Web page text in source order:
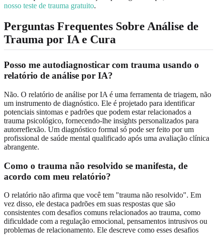
nosso teste de trauma gratuito.
Perguntas Frequentes Sobre Análise de
Trauma por IA e Cura
Posso me autodiagnosticar com trauma usando o
relatório de análise por IA?
Não. O relatório de análise por IA é uma ferramenta de triagem, não
um instrumento de diagnóstico. Ele é projetado para identificar
potenciais sintomas e padrões que podem estar relacionados a
trauma psicológico, fornecendo-lhe insights personalizados para
autorreflexão. Um diagnóstico formal só pode ser feito por um
profissional de saúde mental qualificado após uma avaliação clínica
abrangente.
Como o trauma não resolvido se manifesta, de
acordo com meu relatório?
O relatório não afirma que você tem "trauma não resolvido". Em
vez disso, ele destaca padrões em suas respostas que são
consistentes com desafios comuns relacionados ao trauma, como
dificuldade com a regulação emocional, pensamentos intrusivos ou
problemas de relacionamento. Ele descreve como esses desafios